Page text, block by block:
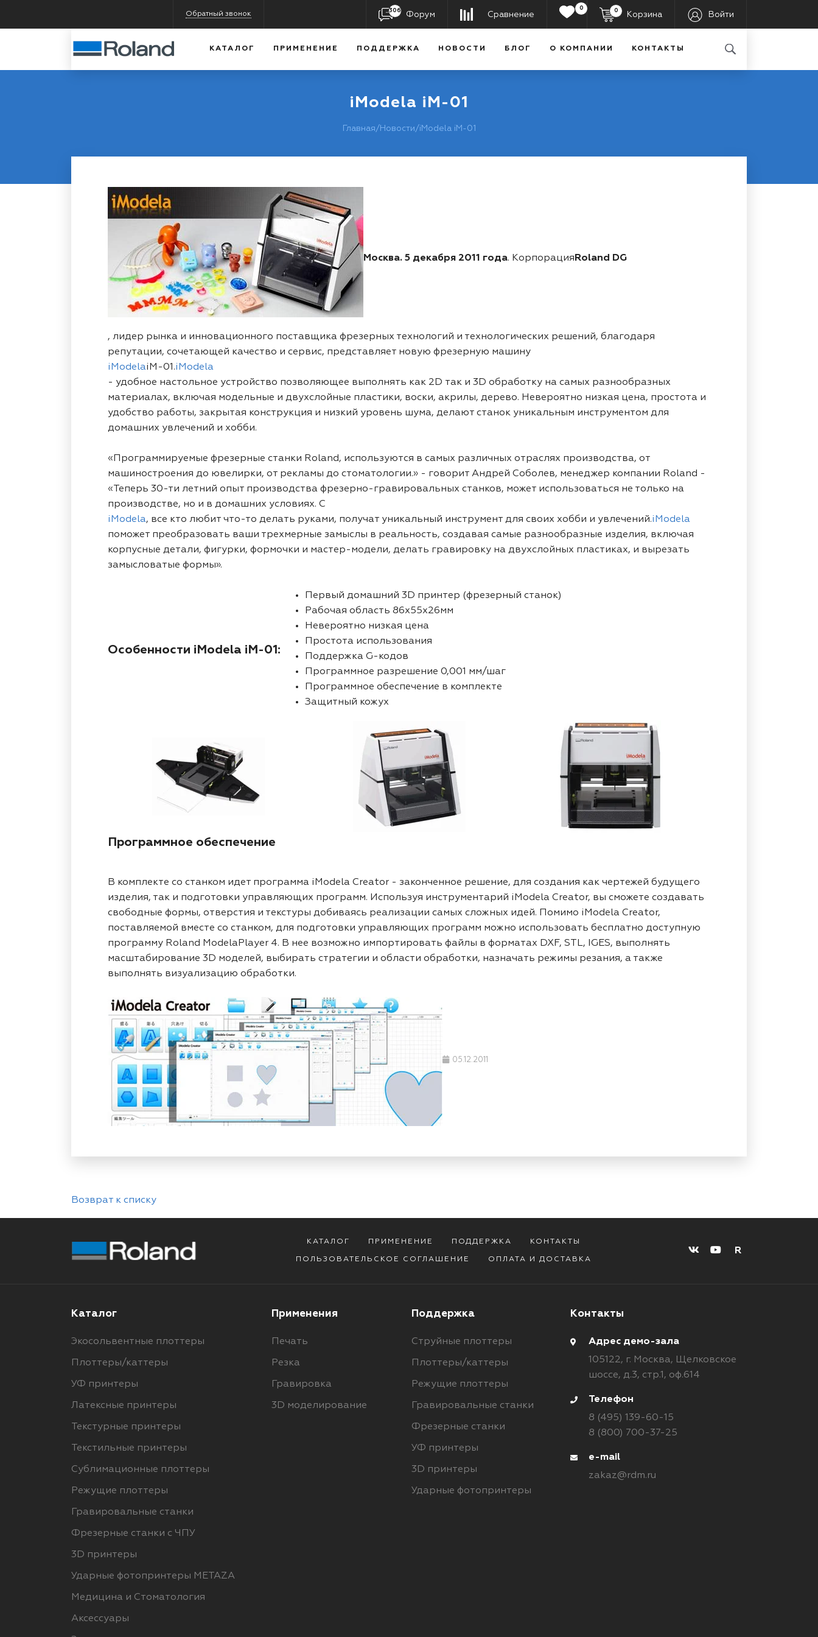
Обратный звонок 306 Форум Сравнение
0 0 Корзина Войти
КАТАЛОГ ПРИМЕНЕНИЕ ПОДДЕРЖКА НОВОСТИ БЛОГ О КОМПАНИИ КОНТАКТЫ
iModela iM-01
Главная/ Новости/iModela iM-01
Москва. 5 декабря 2011 года. Корпорация Roland DG
, лидер рынка и инновационного поставщика фрезерных технологий и технологических решений, благодаря
репутации, сочетающей качество и сервис, представляет новую фрезерную машину
iModelaiM-01.iModela
- удобное настольное устройство позволяющее выполнять как 2D так и 3D обработку на самых разнообразных
материалах, включая модельные и двухслойные пластики, воски, акрилы, дерево. Невероятно низкая цена, простота и
удобство работы, закрытая конструкция и низкий уровень шума, делают станок уникальным инструментом для
домашних увлечений и хобби.
«Программируемые фрезерные станки Roland, используются в самых различных отраслях производства, от
машиностроения до ювелирки, от рекламы до стоматологии.» - говорит Андрей Соболев, менеджер компании Roland -
«Теперь 30-ти летний опыт производства фрезерно-гравировальных станков, может использоваться не только на
производстве, но и в домашних условиях. С
iModela, все кто любит что-то делать руками, получат уникальный инструмент для своих хобби и увлечений.iModela
поможет преобразовать ваши трехмерные замыслы в реальность, создавая самые разнообразные изделия, включая
корпусные детали, фигурки, формочки и мастер-модели, делать гравировку на двухслойных пластиках, и вырезать
замысловатые формы».
Особенности iModela iM-01:
Первый домашний 3D принтер (фрезерный станок)
Рабочая область 86х55х26мм
Невероятно низкая цена
Простота использования
Поддержка G-кодов
Программное разрешение 0,001 мм/шаг
Программное обеспечение в комплекте
Защитный кожух
Программное обеспечение
В комплекте со станком идет программа iModela Creator - законченное решение, для создания как чертежей будущего
изделия, так и подготовки управляющих программ. Используя инструментарий iModela Creator, вы сможете создавать
свободные формы, отверстия и текстуры добиваясь реализации самых сложных идей. Помимо iModela Creator,
поставляемой вместе со станком, для подготовки управляющих программ можно использовать бесплатно доступную
программу Roland ModelaPlayer 4. В нее возможно импортировать файлы в форматах DXF, STL, IGES, выполнять
масштабирование 3D моделей, выбирать стратегии и области обработки, назначать режимы резания, а также
выполнять визуализацию обработки.
05.12.2011
Возврат к списку
КАТАЛОГ ПРИМЕНЕНИЕ ПОДДЕРЖКА КОНТАКТЫ
ПОЛЬЗОВАТЕЛЬСКОЕ СОГЛАШЕНИЕ ОПЛАТА И ДОСТАВКА
R
Каталог
Экосольвентные плоттеры
Плоттеры/каттеры
УФ принтеры
Латексные принтеры
Текстурные принтеры
Текстильные принтеры
Сублимационные плоттеры
Режущие плоттеры
Гравировальные станки
Фрезерные станки с ЧПУ
3D принтеры
Ударные фотопринтеры METAZA
Медицина и Стоматология
Аксессуары
Применения
Печать
Резка
Гравировка
3D моделирование
Поддержка
Струйные плоттеры
Плоттеры/каттеры
Режущие плоттеры
Гравировальные станки
Фрезерные станки
УФ принтеры
3D принтеры
Ударные фотопринтеры
Контакты
Адрес демо-зала
105122, г. Москва, Щелковское
шоссе, д.3, стр.1, оф.614
Телефон
8 (495) 139-60-15
8 (800) 700-37-25
e-mail
zakaz@rdm.ru